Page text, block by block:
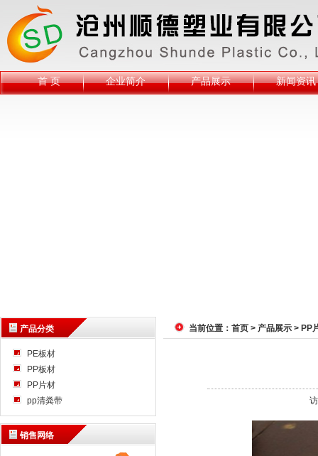
首 页 企业简介 产品展示 新闻资讯
产品分类
PE板材
PP板材
PP片材
pp清粪带
销售网络
当前位置： 首页 > 产品展示 > PP